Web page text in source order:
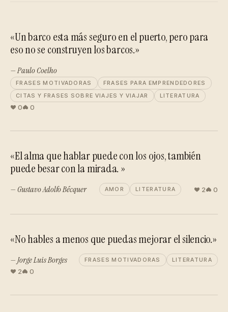
«Un barco esta más seguro en el puerto, pero para
eso no se construyen los barcos.»
— Paulo Coelho
FRASES MOTIVADORAS
FRASES PARA EMPRENDEDORES
CITAS Y FRASES SOBRE VIAJES Y VIAJAR
LITERATURA
0 0
«El alma que hablar puede con los ojos, también
puede besar con la mirada. »
— Gustavo Adolfo Bécquer AMOR LITERATURA 2 0
«No hables a menos que puedas mejorar el silencio.»
— Jorge Luis Borges FRASES MOTIVADORAS LITERATURA
2 0